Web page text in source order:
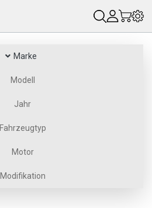
Marke
Modell
Jahr
Fahrzeugtyp
Motor
Modifikation